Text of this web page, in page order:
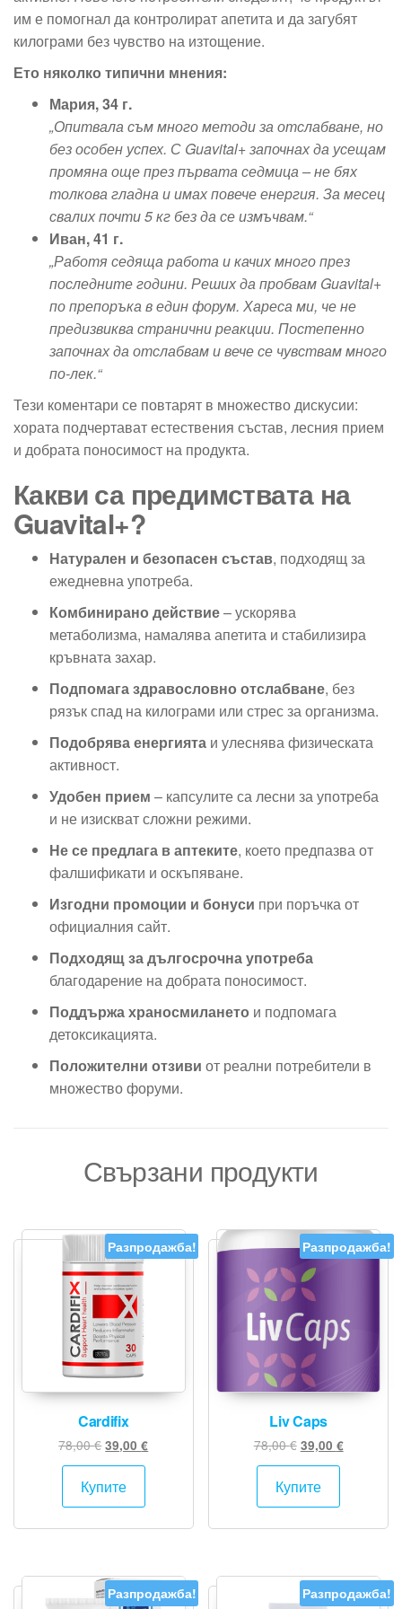
им е помогнал да контролират апетита и да загубят
килограми без чувство на изтощение.
Ето няколко типични мнения:
Мария, 34 г.
„Опитвала съм много методи за отслабване, но
без особен успех. С Guavital+ започнах да усещам
промяна още през първата седмица – не бях
толкова гладна и имах повече енергия. За месец
свалих почти 5 кг без да се измъчвам.“
Иван, 41 г.
„Работя седяща работа и качих много през
последните години. Реших да пробвам Guavital+
по препоръка в един форум. Хареса ми, че не
предизвиква странични реакции. Постепенно
започнах да отслабвам и вече се чувствам много
по-лек.“
Тези коментари се повтарят в множество дискусии:
хората подчертават естествения състав, лесния прием
и добрата поносимост на продукта.
Какви са предимствата на
Guavital+?
Натурален и безопасен състав, подходящ за
ежедневна употреба.
Комбинирано действие– ускорява
метаболизма, намалява апетита и стабилизира
кръвната захар.
Подпомага здравословно отслабване, без
рязък спад на килограми или стрес за организма.
Подобрява енергията и улеснява физическата
активност.
Удобен прием – капсулите са лесни за употреба
и не изискват сложни режими.
Не се предлага в аптеките, което предпазва от
фалшификати и оскъпяване.
Изгодни промоции и бонуси при поръчка от
официалния сайт.
Подходящ за дългосрочна употреба
благодарение на добрата поносимост.
Поддържа храносмилането и подпомага
детоксикацията.
Положителни отзиви от реални потребители в
множество форуми.
Свързани продукти
Разпродажба!
Cardifix
78,00€Original
price
was:
78,00 €.
39,00€Текущата
Купите
Разпродажба!
Liv Caps
78,00€ Original
price
was:
78,00 €.
39,00 €Текущата
Купите
Разпродажба! Разпродажба!